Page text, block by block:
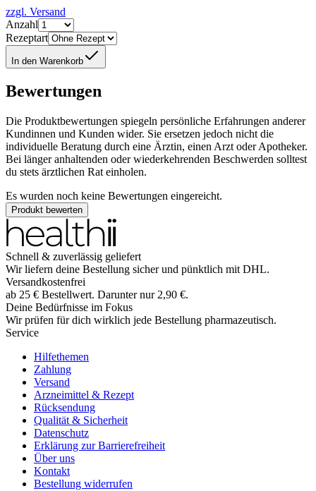
zzgl. Versand
Anzahl
Rezeptart
In den Warenkorb
Bewertungen
Die Produktbewertungen spiegeln persönliche Erfahrungen anderer
Kundinnen und Kunden wider. Sie ersetzen jedoch nicht die
individuelle Beratung durch eine Ärztin, einen Arzt oder Apotheker.
Bei länger anhaltenden oder wiederkehrenden Beschwerden solltest
du stets ärztlichen Rat einholen.
Es wurden noch keine Bewertungen eingereicht.
Produkt bewerten
Schnell & zuverlässig geliefert
Wir liefern deine Bestellung sicher und pünktlich mit DHL.
Versandkostenfrei
ab 25 € Bestellwert. Darunter nur 2,90 €.
Deine Bedürfnisse im Fokus
Wir prüfen für dich wirklich jede Bestellung pharmazeutisch.
Service
Hilfethemen
Zahlung
Versand
Arzneimittel & Rezept
Rücksendung
Qualität & Sicherheit
Datenschutz
Erklärung zur Barrierefreiheit
Über uns
Kontakt
Bestellung widerrufen